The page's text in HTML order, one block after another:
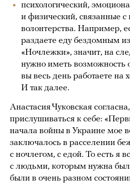
психологический,
и физический, связанные
волонтерства. Например,
раздаете еду бездомным из
«Ночлежки», значит, на
нужно иметь возможность
вы весь день работаете на
И так далее.
Анастасия Чуковская
прислушиваться к себе:
начала войны в Украине мое
заключалось в расселении
с ночлегом, с едой. То есть я
с людьми, которым нужна
были в очень разном